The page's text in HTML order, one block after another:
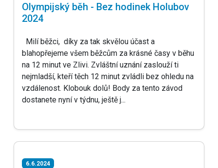
Olympijský běh - Bez hodinek Holubov
2024
Milí běžci, díky za tak skvělou účast a
blahopřejeme všem běžcům za krásné časy v běhu
na 12 minut ve Zlivi. Zvláštní uznání zaslouží ti
nejmladší, kteří těch 12 minut zvládli bez ohledu na
vzdálenost. Klobouk dolů! Body za tento závod
dostanete nyní v týdnu, ještě j...
6.6.2024